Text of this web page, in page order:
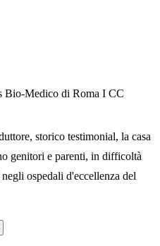
Bio-Medico di Roma I CC
storico testimonial, la casa
genitori e parenti, in difficoltà
ospedali d'eccellenza del